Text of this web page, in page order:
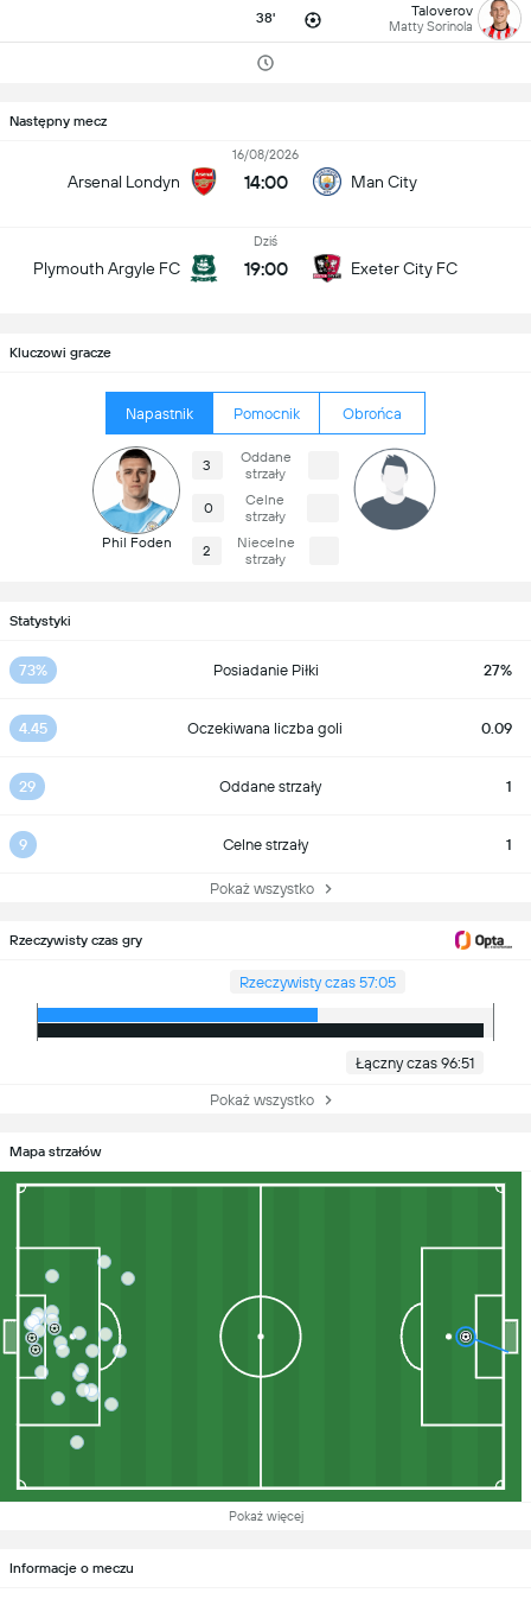
38' Taloverov
Matty Sorinola
Następny mecz
Arsenal Londyn
16/08/2026
14:00 Man City
Plymouth Argyle FC
Dziś
19:00 Exeter City FC
Kluczowi gracze
Napastnik Pomocnik Obrońca
Phil Foden
3
Oddane
strzały
0
Celne
strzały
2
Niecelne
strzały
Statystyki
73% Posiadanie Piłki 27%
4.45 Oczekiwana liczba goli 0.09
29 Oddane strzały 1
9 Celne strzały 1
Pokaż wszystko
Rzeczywisty czas gry
Rzeczywisty czas 57:05
Łączny czas 96:51
Pokaż wszystko
Mapa strzałów
Pokaż więcej
Informacje o meczu